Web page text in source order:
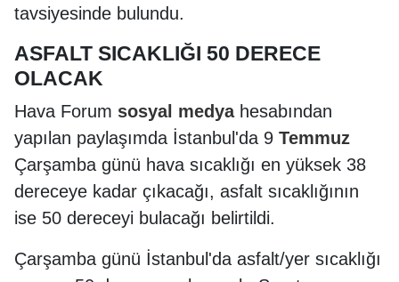
tavsiyesinde bulundu.
ASFALT SICAKLIĞI 50 DERECE
OLACAK
Hava Forum sosyal medyahesabından
yapılan paylaşımda İstanbul'da 9 Temmuz
Çarşamba günü hava sıcaklığı en yüksek 38
dereceye kadar çıkacağı, asfalt sıcaklığının
ise 50 dereceyi bulacağı belirtildi.
Çarşamba günü İstanbul'da asfalt/yer sıcaklığı